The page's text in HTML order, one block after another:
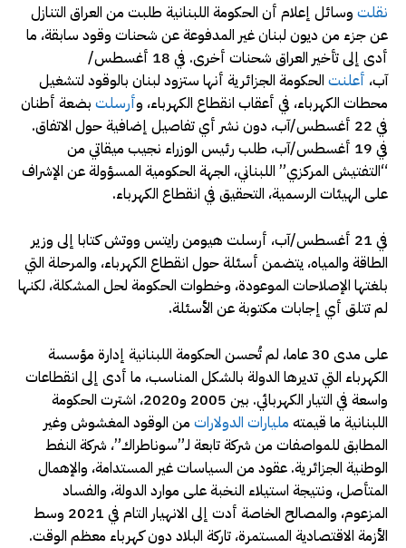
نقلت وسائل إعلام أن الحكومة اللبنانية طلبت من العراق التنازل
عن جزء من ديون لبنان غير المدفوعة عن شحنات وقود سابقة، ما
أدى إلى تأخير العراق شحنات أخرى. في 18 أغسطس/
آب، أعلنت الحكومة الجزائرية أنها ستزود لبنان بالوقود لتشغيل
محطات الكهرباء، في أعقاب انقطاع الكهرباء، وأرسلت بضعة أطنان
في 22 أغسطس/آب، دون نشر أي تفاصيل إضافية حول الاتفاق.
في 19 أغسطس/آب، طلب رئيس الوزراء نجيب ميقاتي من
“التفتيش المركزي” اللبناني، الجهة الحكومية المسؤولة عن الإشراف
على الهيئات الرسمية، التحقيق في انقطاع الكهرباء.
في 21 أغسطس/آب، أرسلت هيومن رايتس ووتش كتابا إلى وزير
الطاقة والمياه، يتضمن أسئلة حول انقطاع الكهرباء، والمرحلة التي
بلغتها الإصلاحات الموعودة، وخطوات الحكومة لحل المشكلة، لكنها
لم تتلق أي إجابات مكتوبة عن الأسئلة.
على مدى 30 عاما، لم تُحسن الحكومة اللبنانية إدارة مؤسسة
الكهرباء التي تديرها الدولة بالشكل المناسب، ما أدى إلى انقطاعات
واسعة في التيار الكهربائي. بين 2005 و2020، اشترت الحكومة
اللبنانية ما قيمته مليارات الدولارات من الوقود المغشوش وغير
المطابق للمواصفات من شركة تابعة لـ”سوناطراك”، شركة النفط
الوطنية الجزائرية. عقود من السياسات غير المستدامة، والإهمال
المتأصل، ونتيجة استيلاء النخبة على موارد الدولة، والفساد
المزعوم، والمصالح الخاصة أدت إلى الانهيار التام في 2021 وسط
الأزمة الاقتصادية المستمرة، تاركة البلاد دون كهرباء معظم الوقت.